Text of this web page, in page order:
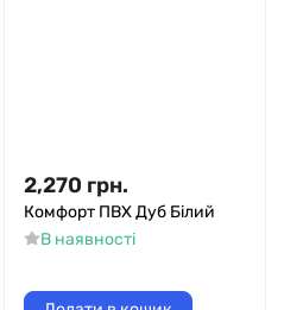
2,270 грн.
Комфорт ПВХ Дуб Білий
В наявності